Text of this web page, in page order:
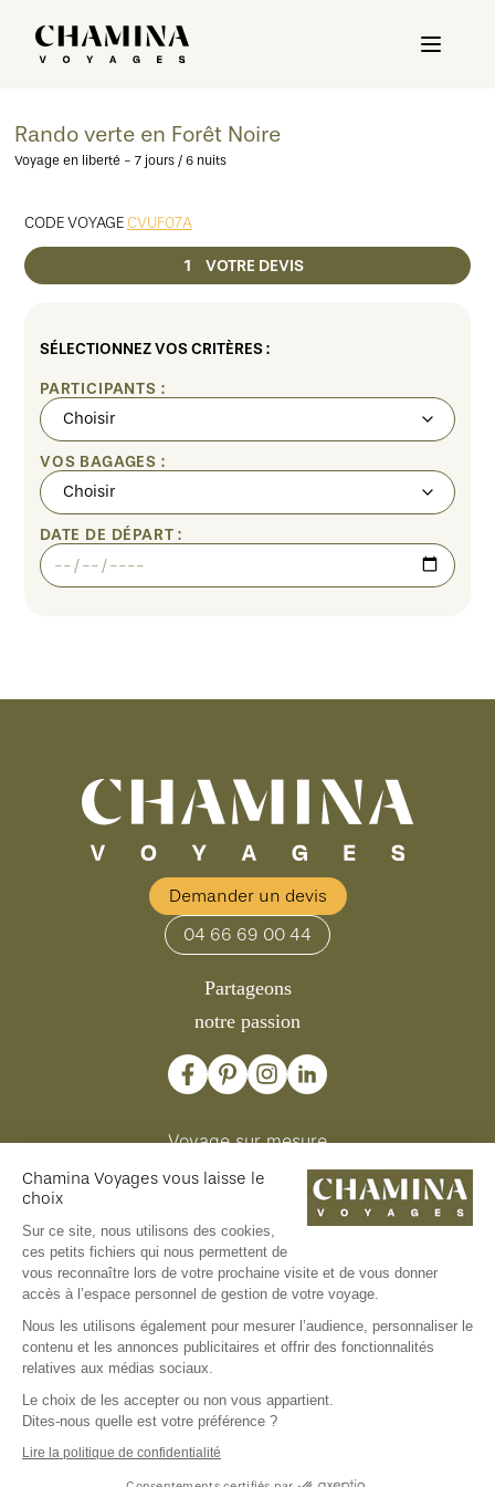
Chamina Voyages vous laisse le
choix
Sur ce site, nous utilisons des cookies,
ces petits fichiers qui nous permettent de
vous reconnaître lors de votre prochaine visite et de vous donner
accès à l’espace personnel de gestion de votre voyage.
Nous les utilisons également pour mesurer l’audience, personnaliser le
contenu et les annonces publicitaires et offrir des fonctionnalités
relatives aux médias sociaux.
Le choix de les accepter ou non vous appartient.
Dites-nous quelle est votre préférence ?
Lire la politique de confidentialité
Rando verte en Forêt Noire
Voyage en liberté - 7 jours / 6 nuits
CODE VOYAGE CVUF07A
1 VOTRE DEVIS
SÉLECTIONNEZ VOS CRITÈRES :
PARTICIPANTS :
VOS BAGAGES :
DATE DE DÉPART :
Demander un devis
04 66 69 00 44
Partageons
notre passion
Voyage sur mesure
Offrir un voyage
Comités d'entreprise et collectivités
Clubs et associations
© Chamina Voyages2026
Mentions légales
CGV et Assurance
Politique de confidentialité et gestion des